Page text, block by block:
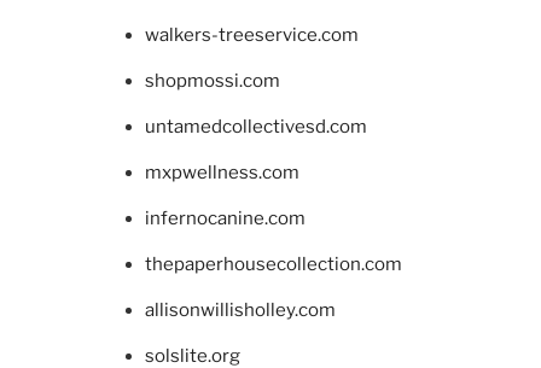
walkers-treeservice.com
shopmossi.com
untamedcollectivesd.com
mxpwellness.com
infernocanine.com
thepaperhousecollection.com
allisonwillisholley.com
solslite.org